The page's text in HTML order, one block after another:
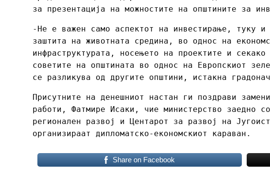
за презентација на можностите на општините за
-Не е важен само аспектот на инвестирање, туку и
заштита на животната средина, во однос на
инфраструктурата, носењето на проектите и
советите на општината во однос на Европскиот
се разликува од другите општини, истакна
Присутните на денешниот настан ги поздрави
работи, Фатмире Исаки, чие министерство заедно
регионален развој и Центарот за развој на
организираат дипломатско-економскиот караван.
Share on Facebook